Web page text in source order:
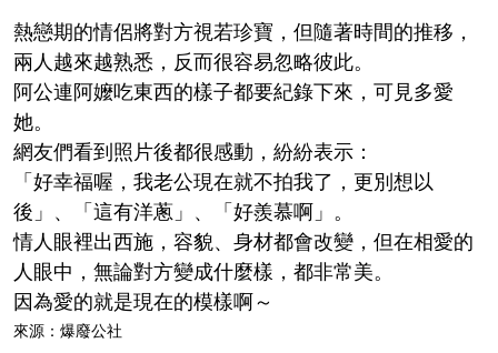
熱戀期的情侶將對方視若珍寶，但隨著時間的推移，
兩人越來越熟悉，反而很容易忽略彼此。
阿公連阿嬤吃東西的樣子都要紀錄下來，可見多愛
她。
網友們看到照片後都很感動，紛紛表示：
「好幸福喔，我老公現在就不拍我了，更別想以
後」、「這有洋蔥」、「好羨慕啊」。
情人眼裡出西施，容貌、身材都會改變，但在相愛的
人眼中，無論對方變成什麼樣，都非常美。
因為愛的就是現在的模樣啊～
來源：爆廢公社